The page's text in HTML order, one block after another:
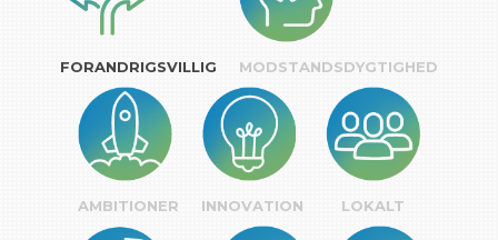
FORANDRIGSVILLIG MODSTANDSDYGTIGHED
AMBITIONER INNOVATION LOKALT